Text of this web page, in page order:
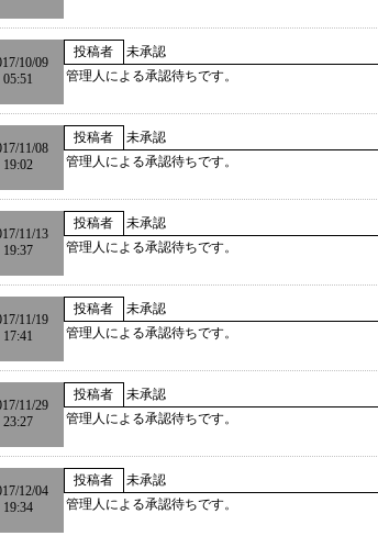
10/09
05:51
投稿者
未承認
管理人による承認待ちです。
11/08
19:02
投稿者
未承認
管理人による承認待ちです。
11/13
19:37
投稿者
未承認
管理人による承認待ちです。
11/19
17:41
投稿者
未承認
管理人による承認待ちです。
11/29
23:27
投稿者
未承認
管理人による承認待ちです。
12/04
19:34
投稿者
未承認
管理人による承認待ちです。